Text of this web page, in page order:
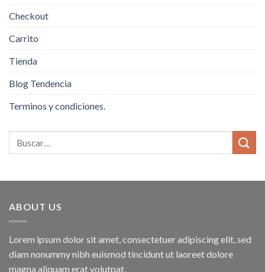
Checkout
Carrito
Tienda
Blog Tendencia
Terminos y condiciones.
ABOUT US
Lorem ipsum dolor sit amet, consectetuer adipiscing elit, sed
diam nonummy nibh euismod tincidunt ut laoreet dolore
magna aliquam erat volutpat.